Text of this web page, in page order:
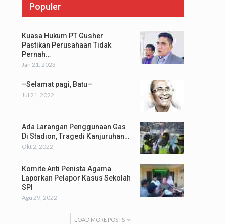
Populer
Kuasa Hukum PT Gusher
Pastikan Perusahaan Tidak
Pernah…
Jan 21, 2023
–Selamat pagi, Batu–
Jul 21, 2022
Ada Larangan Penggunaan Gas
Di Stadion, Tragedi Kanjuruhan…
Okt 2, 2022
Komite Anti Penista Agama
Laporkan Pelapor Kasus Sekolah
SPI
Agu 29, 2022
LOAD MORE POSTS